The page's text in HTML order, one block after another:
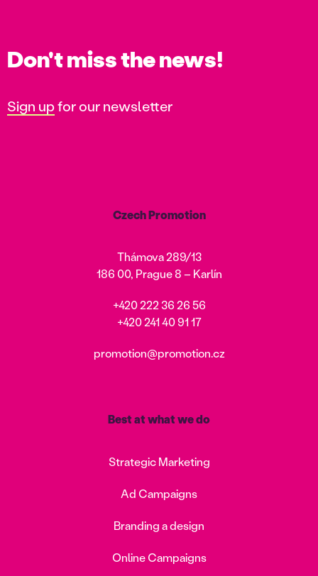
Don't miss the news!
Sign upfor our newsletter
Czech Promotion
Thámova 289/13
186 00, Prague 8 – Karlín
+420 222 36 26 56
+420 241 40 91 17
promotion@promotion.cz
Best at what we do
Strategic Marketing
Ad Campaigns
Branding a design
Online Campaigns